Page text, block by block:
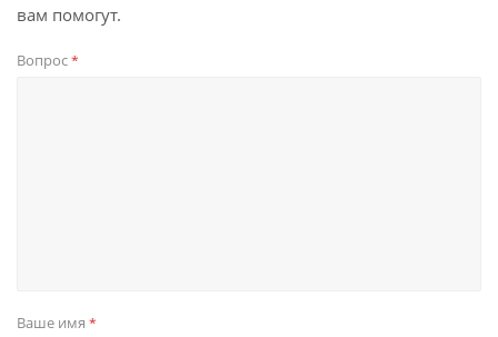
вам помогут.
Вопрос*
Ваше имя *